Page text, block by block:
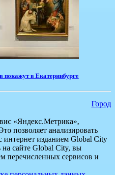
покажут в Екатеринбурге
Город
«Яндекс.Метрика»,
позволяет анализировать
интернет изданием Global City
на сайте Global City, вы
перечисленных сервисов и